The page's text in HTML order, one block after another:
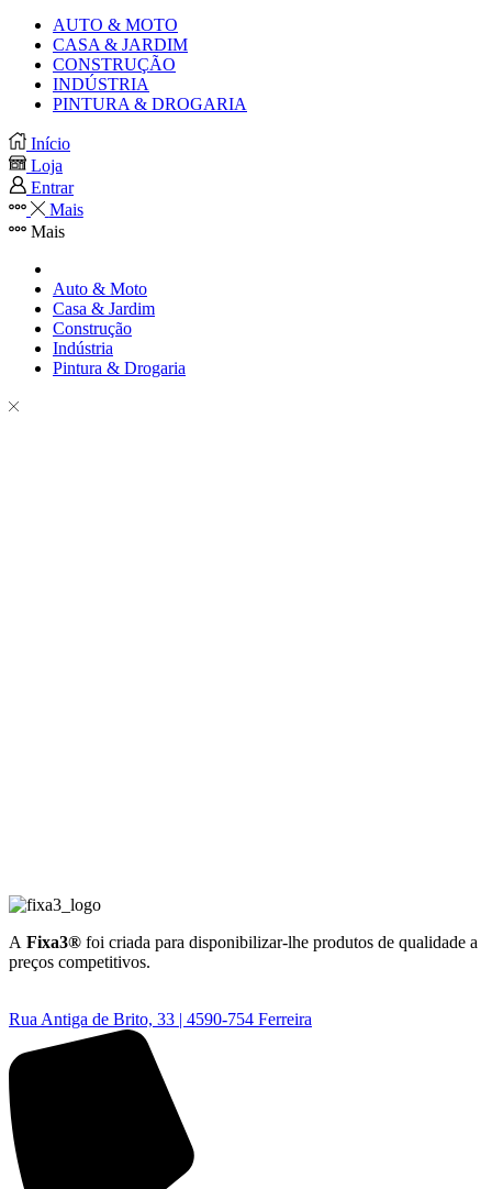
AUTO & MOTO
CASA & JARDIM
CONSTRUÇÃO
INDÚSTRIA
PINTURA & DROGARIA
Início
Loja
Entrar
Mais
Mais
Auto & Moto
Casa & Jardim
Construção
Indústria
Pintura & Drogaria
A Fixa3® foi criada para disponibilizar-lhe produtos de qualidade a
preços competitivos.
Rua Antiga de Brito, 33 | 4590-754 Ferreira